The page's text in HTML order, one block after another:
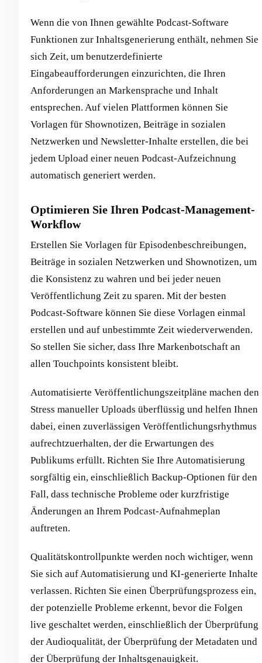
Wenn die von Ihnen gewählte Podcast-Software
Funktionen zur Inhaltsgenerierung enthält, nehmen Sie
sich Zeit, um benutzerdefinierte
Eingabeaufforderungen einzurichten, die Ihren
Anforderungen an Markensprache und Inhalt
entsprechen. Auf vielen Plattformen können Sie
Vorlagen für Shownotizen, Beiträge in sozialen
Netzwerken und Newsletter-Inhalte erstellen, die bei
jedem Upload einer neuen Podcast-Aufzeichnung
automatisch generiert werden.
Optimieren Sie Ihren Podcast-Management-
Workflow
Erstellen Sie Vorlagen für Episodenbeschreibungen,
Beiträge in sozialen Netzwerken und Shownotizen, um
die Konsistenz zu wahren und bei jeder neuen
Veröffentlichung Zeit zu sparen. Mit der besten
Podcast-Software können Sie diese Vorlagen einmal
erstellen und auf unbestimmte Zeit wiederverwenden.
So stellen Sie sicher, dass Ihre Markenbotschaft an
allen Touchpoints konsistent bleibt.
Automatisierte Veröffentlichungszeitpläne machen den
Stress manueller Uploads überflüssig und helfen Ihnen
dabei, einen zuverlässigen Veröffentlichungsrhythmus
aufrechtzuerhalten, der die Erwartungen des
Publikums erfüllt. Richten Sie Ihre Automatisierung
sorgfältig ein, einschließlich Backup-Optionen für den
Fall, dass technische Probleme oder kurzfristige
Änderungen an Ihrem Podcast-Aufnahmeplan
auftreten.
Qualitätskontrollpunkte werden noch wichtiger, wenn
Sie sich auf Automatisierung und KI-generierte Inhalte
verlassen. Richten Sie einen Überprüfungsprozess ein,
der potenzielle Probleme erkennt, bevor die Folgen
live geschaltet werden, einschließlich der Überprüfung
der Audioqualität, der Überprüfung der Metadaten und
der Überprüfung der Inhaltsgenauigkeit.